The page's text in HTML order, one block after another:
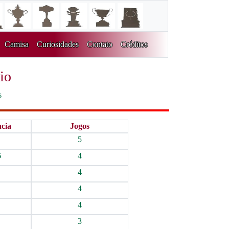
Camisa Curiosidades Contato Créditos
Jogos
5
4
4
4
4
3